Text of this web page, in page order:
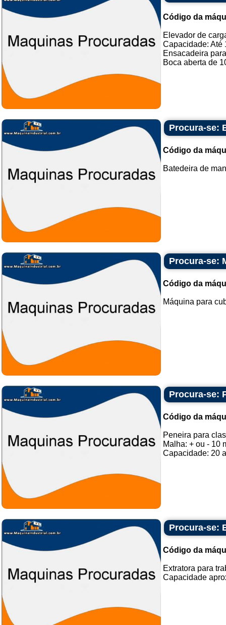
Código da
Elevador de
Capacidade: Até
Ensacadeira
Boca aberta de
Procura-se:
Código da
Batedeira de
Procura-se:
Código da
Máquina para
Procura-se:
Código da
Peneira para
Malha: + ou - 10
Capacidade: 20
Procura-se:
Código da
Extratora para
Capacidade